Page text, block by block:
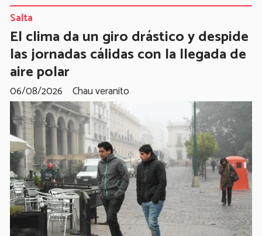
El clima da un giro drástico y despide
las jornadas cálidas con la llegada de
aire polar
Chau veranito
Salta
06/08/2026